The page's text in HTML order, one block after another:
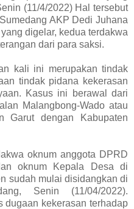
(11/4/2022) Hal tersebut
AKP Dedi Juhana
digelar, kedua terdakwa
dari para saksi.
kali ini merupakan tindak
tindak pidana kekerasan
Kasus ini berawal dari
Malangbong-Wado atau
Garut dengan Kabupaten
oknum anggota DPRD
oknum Kepala Desa di
sudah mulai disidangkan di
Senin (11/04/2022).
dugaan kekerasan terhadap